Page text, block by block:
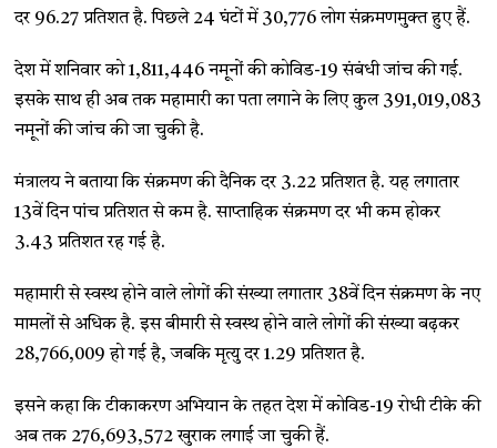
दर 96.27 प्रतिशत है. पिछले 24 घंटों में 30,776 लोग संक्रमणमुक्त हुए हैं.
देश में शनिवार को 1,811,446 नमूनों की कोविड-19 संबंधी जांच की गई.
इसके साथ ही अब तक महामारी का पता लगाने के लिए कुल 391,019,083
नमूनों की जांच की जा चुकी है.
मंत्रालय ने बताया कि संक्रमण की दैनिक दर 3.22 प्रतिशत है. यह लगातार
13वें दिन पांच प्रतिशत से कम है. साप्ताहिक संक्रमण दर भी कम होकर
3.43 प्रतिशत रह गई है.
महामारी से स्वस्थ होने वाले लोगों की संख्या लगातार 38वें दिन संक्रमण के नए
मामलों से अधिक है. इस बीमारी से स्वस्थ होने वाले लोगों की संख्या बढ़कर
28,766,009 हो गई है, जबकि मृत्यु दर 1.29 प्रतिशत है.
इसने कहा कि टीकाकरण अभियान के तहत देश में कोविड-19 रोधी टीके की
अब तक 276,693,572 खुराक लगाई जा चुकी हैं.